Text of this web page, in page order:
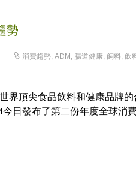
勢
消費趨勢, ADM , 腸道健康, 飼料, 飲
界頂尖食品飲料和健康品牌
日發布了第二份年度全球消費